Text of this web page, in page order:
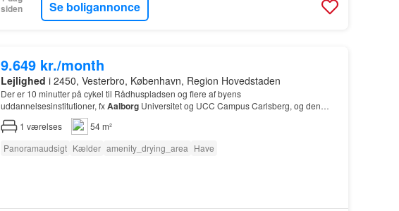
siden
Se boligannonce
9.649 kr./month
Lejlighed i 2450, Vesterbro, København, Region Hovedstaden
Der er 10 minutter på cykel til Rådhuspladsen og flere af byens
uddannelsesinstitutioner, fxAalborgUniversitet og UCC Campus Carlsberg, og den
kommende
1 værelses
54 m²
Panoramaudsigt Kælder amenity_drying_area Have